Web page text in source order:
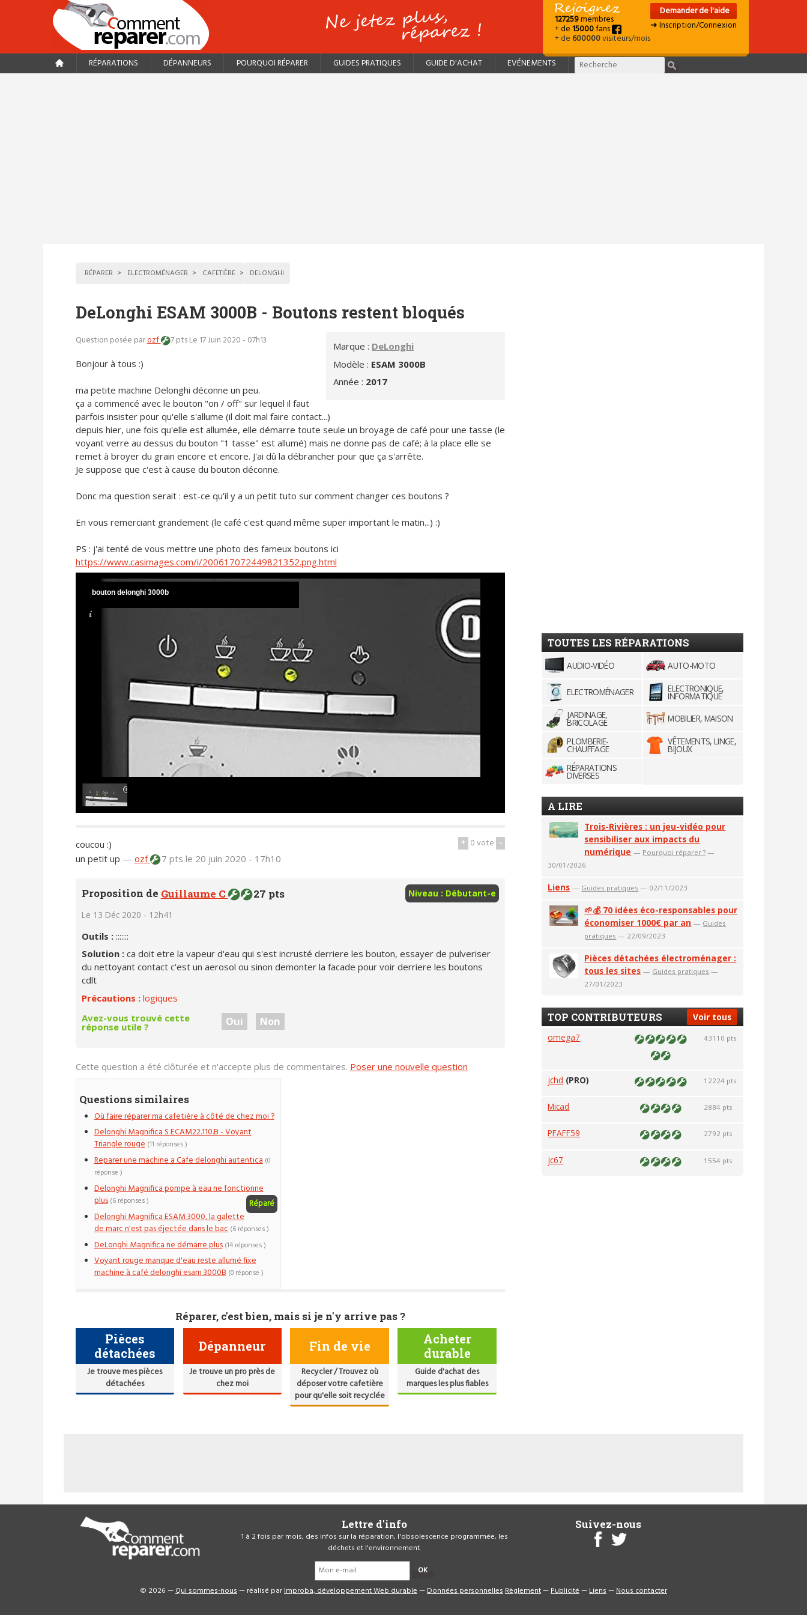
127259membres
+ de15000fans
+ de600000visiteurs/mois
Demander de l'aide
➜ Inscription/Connexion
RÉPARATIONS DÉPANNEURS POURQUOI RÉPARER GUIDES PRATIQUES GUIDE D'ACHAT EVÉNEMENTS
RÉPARER ELECTROMÉNAGER CAFETIÈRE DELONGHI
DeLonghi ESAM 3000B - Boutons restent bloqués
Marque : DeLonghi
Modèle : ESAM 3000B
Année : 2017
Question posée parozf 7 ptsLe 17 Juin 2020 - 07h13
Bonjour à tous :)
ma petite machine Delonghi déconne un peu.
ça a commencé avec le bouton "on / off" sur lequel il faut
parfois insister pour qu'elle s'allume (il doit mal faire contact...)
depuis hier, une fois qu'elle est allumée, elle démarre toute seule un broyage de café pour une tasse (le
voyant verre au dessus du bouton "1 tasse" est allumé) mais ne donne pas de café; à la place elle se
remet à broyer du grain encore et encore. J'ai dû la débrancher pour que ça s'arrête.
Je suppose que c'est à cause du bouton déconne.
Donc ma question serait : est-ce qu'il y a un petit tuto sur comment changer ces boutons ?
En vous remerciant grandement (le café c'est quand même super important le matin...) :)
PS : j'ai tenté de vous mettre une photo des fameux boutons ici
https://www.casimages.com/i/200617072449821352.png.html
bouton delonghi 3000b
+ 0vote -
coucou :)
un petit up — ozf 7 pts le 20 juin 2020 - 17h10
Niveau : Débutant-e
Proposition de Guillaume C 27 pts
Le 13 Déc 2020 - 12h41
Outils : :::::::
Solution : ca doit etre la vapeur d'eau qui s'est incrusté derriere les bouton, essayer de pulveriser
du nettoyant contact c'est un aerosol ou sinon demonter la facade pour voir derriere les boutons
cdlt
Précautions : logiques
Avez-vous trouvé cette
réponse utile ? Oui Non
Cette question a été clôturée et n'accepte plus de commentaires. Poser une nouvelle question
Questions similaires
Où faire réparer ma cafetière à côté de chez moi ?
Delonghi Magnifica S ECAM22.110.B - Voyant
Triangle rouge (11 réponses )
Reparer une machine a Cafe delonghi autentica (0
réponse )
Delonghi Magnifica pompe à eau ne fonctionne
plus
Réparé
(6 réponses )
Delonghi Magnifica ESAM 3000, la galette
de marc n'est pas éjectée dans le bac (6 réponses )
DeLonghi Magnifica ne démarre plus (14 réponses )
Voyant rouge manque d'eau reste allumé fixe
machine à café delonghi esam 3000B (0 réponse )
Réparer, c'est bien, mais si je n'y arrive pas ?
Pièces
détachées
Je trouve mes pièces
détachées
Dépanneur
Je trouve un pro près de
chez moi
Fin de vie
Recycler / Trouvez où
déposer votre cafetière
pour qu'elle soit recyclée
Acheter
durable
Guide d'achat des
marques les plus fiables
TOUTES LES RÉPARATIONS
AUDIO-VIDÉO AUTO-MOTO
ELECTROMÉNAGER ELECTRONIQUE,
INFORMATIQUE
JARDINAGE,
BRICOLAGE
MOBILIER, MAISON
PLOMBERIE-
CHAUFFAGE
VÊTEMENTS, LINGE,
BIJOUX
RÉPARATIONS
DIVERSES
A LIRE
Trois-Rivières : un jeu-vidéo pour
sensibiliser aux impacts du
numérique — Pourquoi réparer ? —
30/01/2026
Liens — Guides pratiques — 02/11/2023
🌱💰 70 idées éco-responsables pour
économiser 1000€ par an — Guides
pratiques — 22/09/2023
Pièces détachées électroménager :
tous les sites — Guides pratiques —
27/01/2023
Voir tous
TOP CONTRIBUTEURS
omega7 43110 pts
jchd (PRO) 12224 pts
Micad 2884 pts
PFAFF59 2792 pts
jc67 1554 pts
Lettre d'info
1 à 2 fois par mois, des infos sur la réparation, l'obsolescence programmée, les
déchets et l'environnement.
OK
Suivez-nous
© 2026 —Qui sommes-nous— réalisé parImproba, développement Web durable—Données personnellesRèglement—Publicité—Liens—Nous contacter